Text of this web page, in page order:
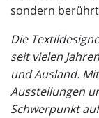
sondern
Die
seit vielen
und Ausland.
Ausstellungen
Schwerpunkt